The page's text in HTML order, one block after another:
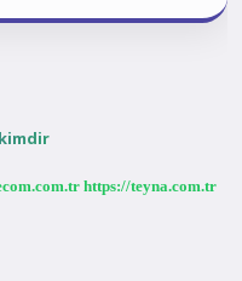
https://teyna.com.tr